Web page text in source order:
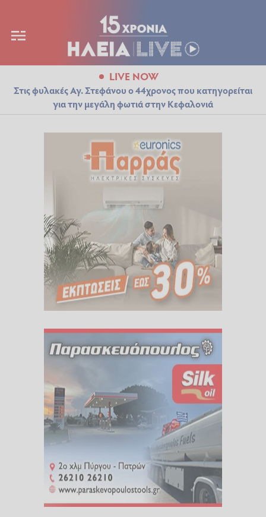
LIVE NOW
Στις φυλακές Αγ. Στεφάνου ο 44χρονος που κατηγορείται
για την μεγάλη φωτιά στην Κεφαλονιά